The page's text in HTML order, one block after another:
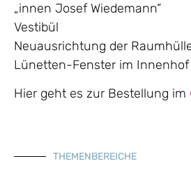
„innen Josef Wiedemann“
Vestibül
Neuausrichtung der
Lünetten-Fenster im Innenhof
Hier geht es zur Bestellung im
THEMENBEREICHE